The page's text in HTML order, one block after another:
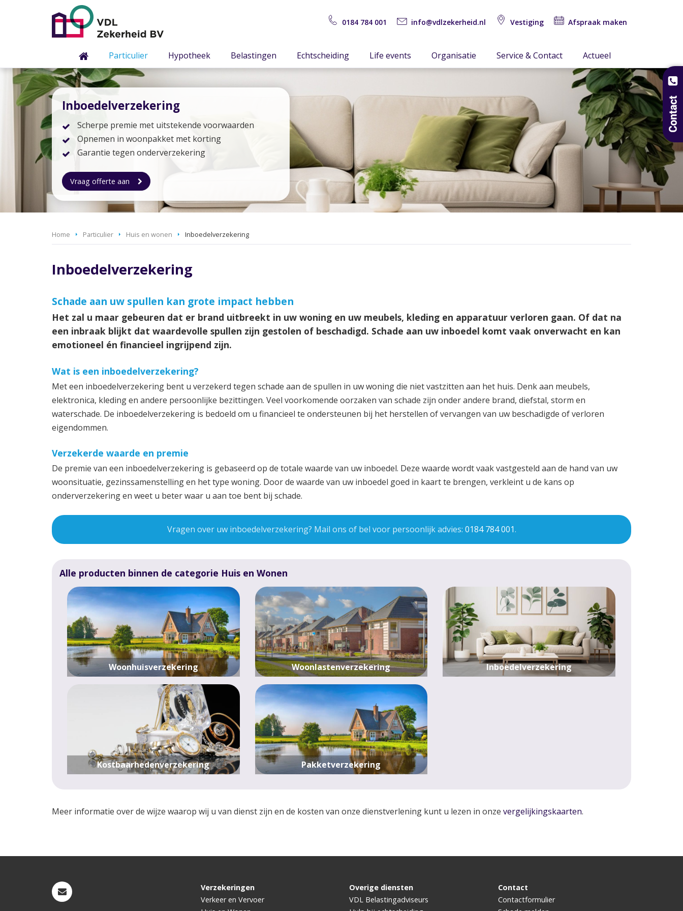
0184 784 001 info@vdlzekerheid.nl Vestiging Afspraak maken
Particulier Hypotheek Belastingen Echtscheiding Life events Organisatie Service & Contact Actueel
Inboedelverzekering
Scherpe premie met uitstekende voorwaarden
Opnemen in woonpakket met korting
Garantie tegen onderverzekering
Vraag offerte aan
Home Particulier Huis en wonen Inboedelverzekering
Inboedelverzekering
Schade aan uw spullen kan grote impact hebben
Het zal u maar gebeuren dat er brand uitbreekt in uw woning en uw meubels, kleding en apparatuur verloren gaan. Of dat na
een inbraak blijkt dat waardevolle spullen zijn gestolen of beschadigd. Schade aan uw inboedel komt vaak onverwacht en kan
emotioneel én financieel ingrijpend zijn.
Wat is een inboedelverzekering?
Met een inboedelverzekering bent u verzekerd tegen schade aan de spullen in uw woning die niet vastzitten aan het huis. Denk aan meubels,
elektronica, kleding en andere persoonlijke bezittingen. Veel voorkomende oorzaken van schade zijn onder andere brand, diefstal, storm en
waterschade. De inboedelverzekering is bedoeld om u financieel te ondersteunen bij het herstellen of vervangen van uw beschadigde of verloren
eigendommen.
Verzekerde waarde en premie
De premie van een inboedelverzekering is gebaseerd op de totale waarde van uw inboedel. Deze waarde wordt vaak vastgesteld aan de hand van uw
woonsituatie, gezinssamenstelling en het type woning. Door de waarde van uw inboedel goed in kaart te brengen, verkleint u de kans op
onderverzekering en weet u beter waar u aan toe bent bij schade.
Vragen over uw inboedelverzekering? Mail ons of bel voor persoonlijk advies: 0184 784 001.
Alle producten binnen de categorie Huis en Wonen
Woonhuisverzekering Woonlastenverzekering Inboedelverzekering
Kostbaarhedenverzekering Pakketverzekering
Meer informatie over de wijze waarop wij u van dienst zijn en de kosten van onze dienstverlening kunt u lezen in onze vergelijkingskaarten.
Verzekeringen
Verkeer en Vervoer
Overige diensten
VDL Belastingadviseurs
Contact
Contactformulier